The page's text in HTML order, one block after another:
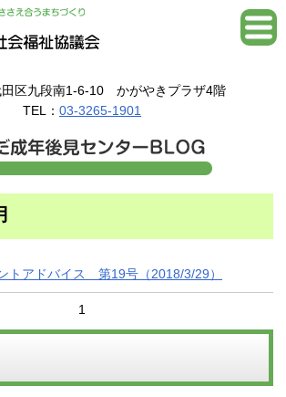
田区九段南1-6-10 かがやきプラザ4階
TEL： 03-3265-1901
トアドバイス 第19号（2018/3/29）
1